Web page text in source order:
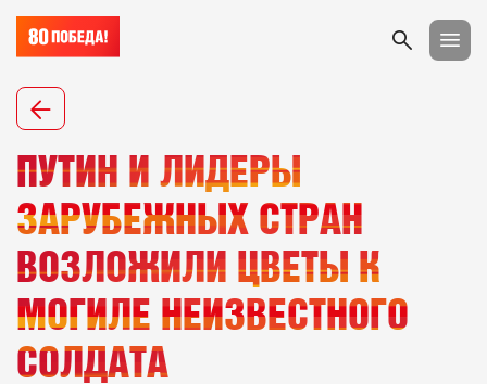
ПУТИН И ЛИДЕРЫ
ЗАРУБЕЖНЫХ СТРАН
ВОЗЛОЖИЛИ ЦВЕТЫ К
МОГИЛЕ НЕИЗВЕСТНОГО
СОЛДАТА